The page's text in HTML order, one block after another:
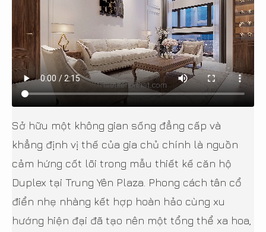
Sở hữu một không gian sống đẳng cấp và
khẳng định vị thế của gia chủ chính là nguồn
cảm hứng cốt lõi trong mẫu thiết kế căn hộ
Duplex tại Trung Yên Plaza. Phong cách tân cổ
điển nhẹ nhàng kết hợp hoàn hảo cùng xu
hướng hiện đại đã tạo nên một tổng thể xa hoa,